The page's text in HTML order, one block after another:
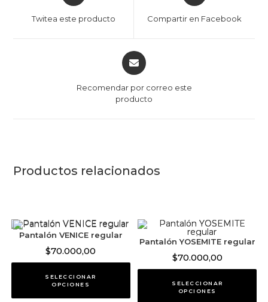
Twitea este producto Compartir en Facebook
Recomendar por correo este
producto
Productos relacionados
Pantalón VENICE regular
$70.000,00
SELECCIONAR
OPCIONES
Pantalón YOSEMITE regular
$70.000,00
SELECCIONAR
OPCIONES